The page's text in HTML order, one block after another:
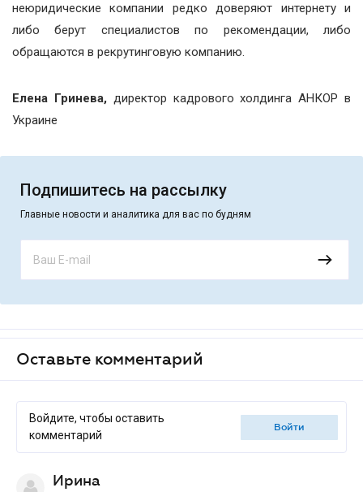
неюридические компании редко доверяют интернету и
либо берут специалистов по рекомендации, либо
обращаются в рекрутинговую компанию.
Елена Гринева, директор кадрового холдинга АНКОР в
Украине
Подпишитесь на рассылку
Главные новости и аналитика для вас по будням
Оставьте комментарий
Войдите, чтобы оставить
комментарий
войти
Ирина